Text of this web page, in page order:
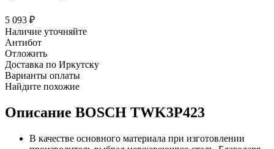
5 093 ₽
Наличие уточняйте
Антибот
Отложить
Доставка по Иркутску
Варианты оплаты
Найдите похожие
Описание BOSCH TWK3P423
В качестве основного материала при изготовлении